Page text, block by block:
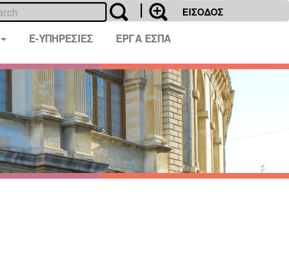
ΕΙΣΟΔΟΣ
E-ΥΠΗΡΕΣΙΕΣ ΕΡΓΑ ΕΣΠΑ